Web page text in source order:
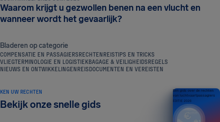
Waarom krijgt u gezwollen benen na een vlucht en
wanneer wordt het gevaarlijk?
Bladeren op categorie
COMPENSATIE EN PASSAGIERSRECHTENREISTIPS EN TRICKS
VLIEGTERMINOLOGIE EN LOGISTIEKBAGAGE & VEILIGHEIDSREGELS
NIEUWS EN ONTWIKKELINGENREISDOCUMENTEN EN VEREISTEN
KEN UW RECHTEN
Bekijk onze snelle gids
Een gids over de rechten
van luchtvaartpassagiers
EDITIE 2026